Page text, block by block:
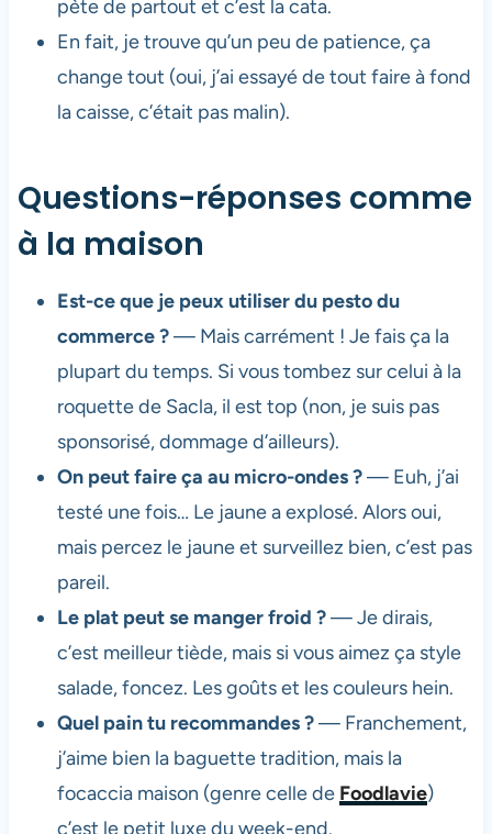
pète de partout et c’est la cata.
En fait, je trouve qu’un peu de patience, ça
change tout (oui, j’ai essayé de tout faire à fond
la caisse, c’était pas malin).
Questions-réponses comme
à la maison
Est-ce que je peux utiliser du pesto du
commerce ?— Mais carrément ! Je fais ça la
plupart du temps. Si vous tombez sur celui à la
roquette de Sacla, il est top (non, je suis pas
sponsorisé, dommage d’ailleurs).
On peut faire ça au micro-ondes ?— Euh, j’ai
testé une fois… Le jaune a explosé. Alors oui,
mais percez le jaune et surveillez bien, c’est pas
pareil.
Le plat peut se manger froid ?— Je dirais,
c’est meilleur tiède, mais si vous aimez ça style
salade, foncez. Les goûts et les couleurs hein.
Quel pain tu recommandes ?— Franchement,
j’aime bien la baguette tradition, mais la
focaccia maison (genre celle de Foodlavie)
c’est le petit luxe du week-end.